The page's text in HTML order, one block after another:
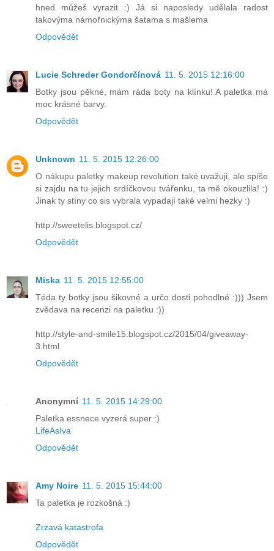
hned můžeš vyrazit :) Já si naposledy udělala radost
takovýma námořnickýma šatama s mašlema
Odpovědět
Lucie Schreder Gondorčínová 11. 5. 2015 12:16:00
Botky jsou pěkné, mám ráda boty na klínku! A paletka má
moc krásné barvy.
Odpovědět
Unknown 11. 5. 2015 12:26:00
O nákupu paletky makeup revolution také uvažuji, ale spíše
si zajdu na tu jejich srdíčkovou tvářenku, ta mě okouzlila! :)
Jinak ty stíny co sis vybrala vypadají také velmi hezky :)
http://sweetelis.blogspot.cz/
Odpovědět
Miska 11. 5. 2015 12:55:00
Téda ty botky jsou šikovné a určo dosti pohodlné :))) Jsem
zvědava na recenzi na paletku :))
http://style-and-smile15.blogspot.cz/2015/04/giveaway-
3.html
Odpovědět
Anonymní 11. 5. 2015 14:29:00
Paletka essnece vyzerá super :)
LifeAsIva
Odpovědět
Amy Noire 11. 5. 2015 15:44:00
Ta paletka je rozkošná :)
Zrzavá katastrofa
Odpovědět